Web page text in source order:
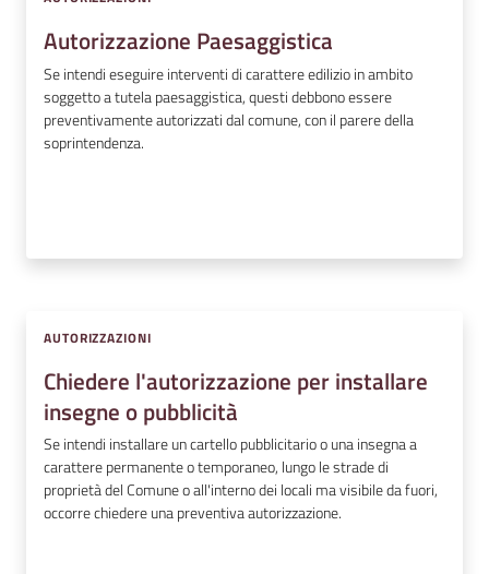
Autorizzazione Paesaggistica
Se intendi eseguire interventi di carattere edilizio in ambito
soggetto a tutela paesaggistica, questi debbono essere
preventivamente autorizzati dal comune, con il parere della
soprintendenza.
AUTORIZZAZIONI
Chiedere l'autorizzazione per installare
insegne o pubblicità
Se intendi installare un cartello pubblicitario o una insegna a
carattere permanente o temporaneo, lungo le strade di
proprietà del Comune o all'interno dei locali ma visibile da fuori,
occorre chiedere una preventiva autorizzazione.